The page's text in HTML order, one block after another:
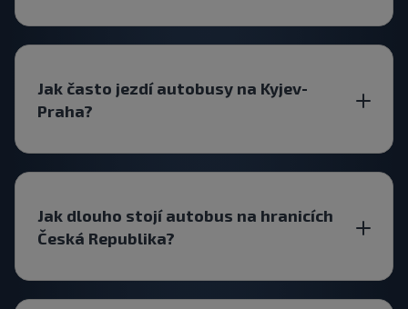
Jak často jezdí autobusy na Kyjev-
Praha?
Jak dlouho stojí autobus na hranicích
Česká Republika?